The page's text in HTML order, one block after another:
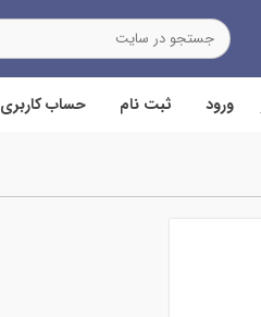
ورود ثبت نام حساب کاربری